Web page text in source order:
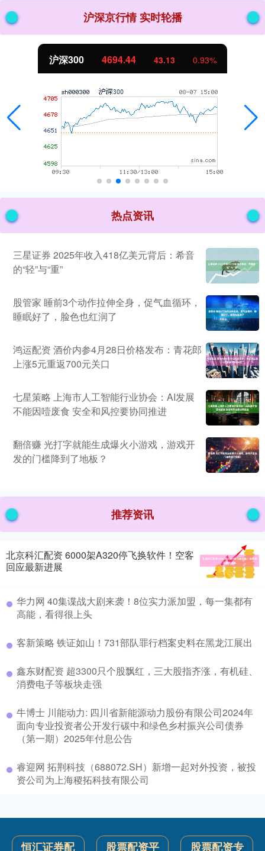
沪深京行情 实时轮播
沪深300 4694.44 43.13 0.93%
热点资讯
三星证券 2025年收入418亿美元背后：希音
的“轻”与“重”
股管家 睡前3个动作拉伸全身，促气血循环，
睡眠好了，脸色也红润了
鸿运配资 酒价内参4月28日价格发布：青花郎
上涨5元重返700元关口
七星策略 上海市人工智能行业协会：AI发展
不能因噎废食 安全和风控要协同推进
翻倍赚 光打字就能生成爆火小游戏，游戏开
发的门槛降到了地板？
推荐资讯
北京科汇配资 6000架A320停飞换软件！空客
回应最新进展
华力网 40集谍战大剧来袭！8位实力派加盟，每一集都有
高能，看得很上头
客新策略 铁证如山！731部队罪行档案史料在黑龙江展出
鑫东财配资 超3300只个股飘红，三大股指齐涨，有机硅、
消费电子等板块走强
牛博士 川能动力: 四川省新能源动力股份有限公司2024年
面向专业投资者公开发行碳中和绿色乡村振兴公司债券
（第一期）2025年付息公告
睿迎网 拓荆科技（688072.SH）新增一起对外投资，被投
资公司为上海稷拓科技有限公司
恒汇证券配 股票配资平 股票配资专